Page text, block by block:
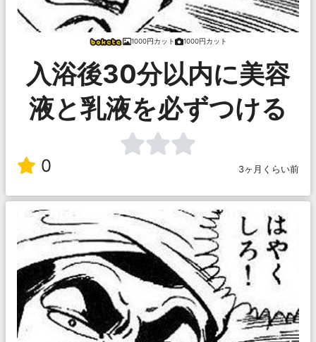
1000円カット 1000円カット
入浴後30分以内に美容
液と乳液を必ずつける
0 3ヶ月くらい前